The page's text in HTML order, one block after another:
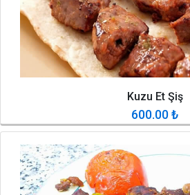
Kuzu Et Şiş
600.00₺